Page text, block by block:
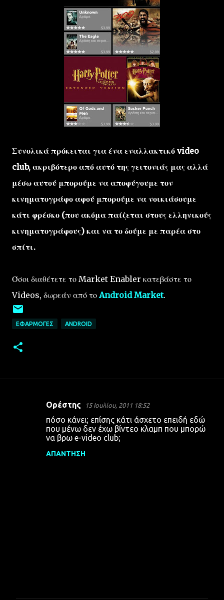
Συνολικά πρόκειται για ένα εναλλακτικό video
club, ακριβότερο από αυτό της γειτονιάς μας αλλά
μέσω αυτού μπορούμε να αποφύγουμε τον
κινηματογράφο αφού μπορούμε να νοικιάσουμε
κάτι φρέσκο (που ακόμα παίζεται στους ελληνικούς
κινηματογράφους) και να το δούμε με παρέα στο
σπίτι.
Όσοι διαθέτετε το Market Enabler κατεβάστε το
Videos, δωρεάν από το Android Market.
ΕΦΑΡΜΟΓΈΣ ANDROID
Ορέστης 15 Ιουλίου, 2011 18:52
πόσο κάνει; επίσης κάτι άσχετο επειδή εδώ
που μένω δεν έχω βίντεο κλαμπ που μπορώ
να βρω e-video club;
ΑΠΆΝΤΗΣΗ